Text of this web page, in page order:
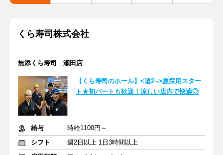
くら寿司株式会社
無添くら寿司 瀬田店
【くら寿司のホール】<週2~>夏採用スター
ト★初パートも歓迎！涼しい店内で快適◎
給与
時給1100円～
シフト
週2日以上 1日3時間以上